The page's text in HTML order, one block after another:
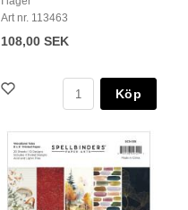
Art nr. 113463
108,00 SEK
Köp